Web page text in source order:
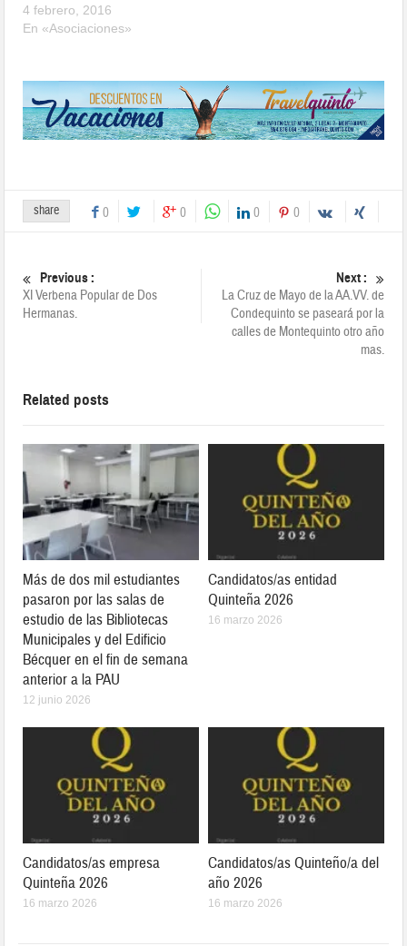
4 febrero, 2016
En «Asociaciones»
share 0 0 0 0
Previous :
XI Verbena Popular de Dos
Hermanas.
Next :
La Cruz de Mayo de la AA.VV. de
Condequinto se paseará por la
calles de Montequinto otro año
mas.
Related posts
Más de dos mil estudiantes
pasaron por las salas de
estudio de las Bibliotecas
Municipales y del Edificio
Bécquer en el fin de semana
anterior a la PAU
12 junio 2026
Candidatos/as entidad
Quinteña 2026
16 marzo 2026
Candidatos/as empresa
Quinteña 2026
16 marzo 2026
Candidatos/as Quinteño/a del
año 2026
16 marzo 2026